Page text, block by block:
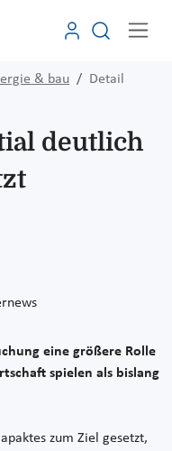
& bau Detail
deutlich
eine größere Rolle
spielen als bislang
zum Ziel gesetzt,